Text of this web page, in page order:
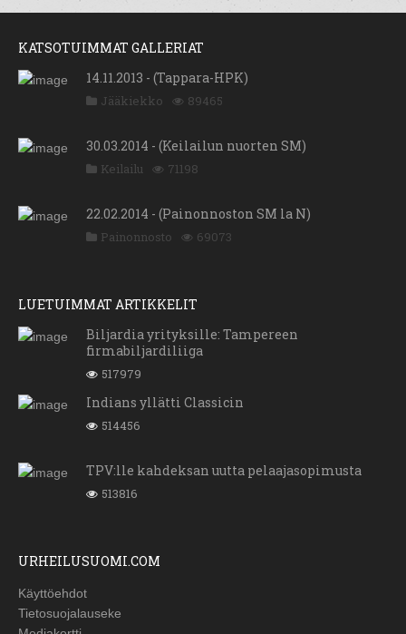
KATSOTUIMMAT GALLERIAT
14.11.2013 - (Tappara-HPK)
Jääkiekko 89465
30.03.2014 - (Keilailun nuorten SM)
Keilailu 71198
22.02.2014 - (Painonnoston SM la N)
Painonnosto 69073
LUETUIMMAT ARTIKKELIT
Biljardia yrityksille: Tampereen
firmabiljardiliiga
517979
Indians yllätti Classicin
514456
TPV:lle kahdeksan uutta pelaajasopimusta
513816
URHEILUSUOMI.COM
Käyttöehdot
Tietosuojalauseke